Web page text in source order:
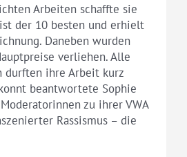
Arbeiten schaffte sie
der 10 besten und erhielt
Daneben wurden
verliehen. Alle
durften ihre Arbeit kurz
beantwortete Sophie
zu ihrer VWA
Rassismus – die